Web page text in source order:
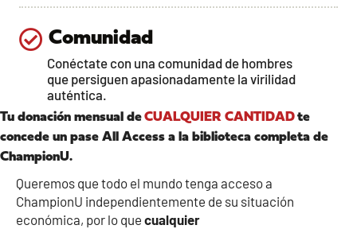
Comunidad
Conéctate con una comunidad de hombres
que persiguen apasionadamente la virilidad
auténtica.
Tu donación mensual deCUALQUIER CANTIDADte
concede un pase All Access a la biblioteca completa de
ChampionU.
Queremos que todo el mundo tenga acceso a
ChampionU independientemente de su situación
económica, por lo que cualquier